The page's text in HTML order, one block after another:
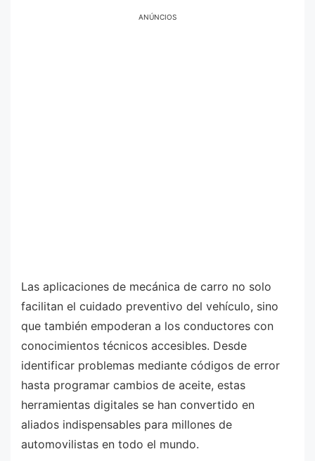
ANÚNCIOS
Las aplicaciones de mecánica de carro no solo
facilitan el cuidado preventivo del vehículo, sino
que también empoderan a los conductores con
conocimientos técnicos accesibles. Desde
identificar problemas mediante códigos de error
hasta programar cambios de aceite, estas
herramientas digitales se han convertido en
aliados indispensables para millones de
automovilistas en todo el mundo.